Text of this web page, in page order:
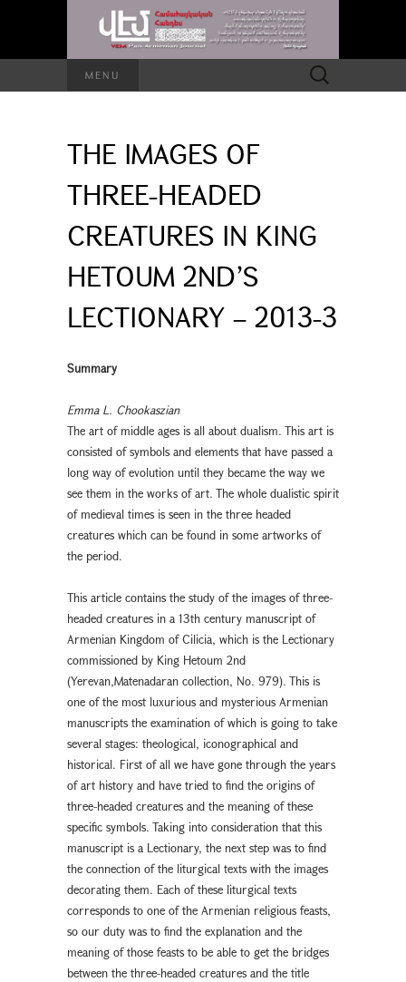
MENU
Search
for:
THE IMAGES OF
THREE-HEADED
CREATURES IN KING
HETOUM 2ND’S
LECTIONARY – 2013-3
Summary
Emma L. Chookaszian
The art of middle ages is all about dualism. This art is
consisted of symbols and elements that have passed a
long way of evolution until they became the way we
see them in the works of art. The whole dualistic spirit
of medieval times is seen in the three headed
creatures which can be found in some artworks of
the period.
This article contains the study of the images of three-
headed creatures in a 13th century manuscript of
Armenian Kingdom of Cilicia, which is the Lectionary
commissioned by King Hetoum 2nd
(Yerevan,Matenadaran collection, No. 979). This is
one of the most luxurious and mysterious Armenian
manuscripts the examination of which is going to take
several stages: theological, iconographical and
historical. First of all we have gone through the years
of art history and have tried to find the origins of
three-headed creatures and the meaning of these
specific symbols. Taking into consideration that this
manuscript is a Lectionary, the next step was to find
the connection of the liturgical texts with the images
decorating them. Each of these liturgical texts
corresponds to one of the Armenian religious feasts,
so our duty was to find the explanation and the
meaning of those feasts to be able to get the bridges
between the three-headed creatures and the title